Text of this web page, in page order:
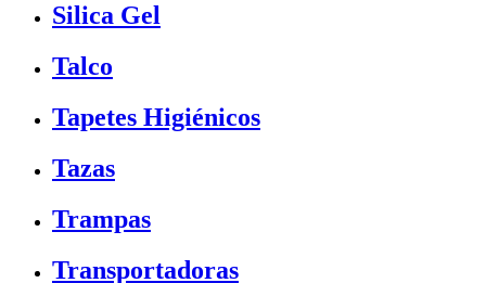
Silica Gel
Talco
Tapetes Higiénicos
Tazas
Trampas
Transportadoras